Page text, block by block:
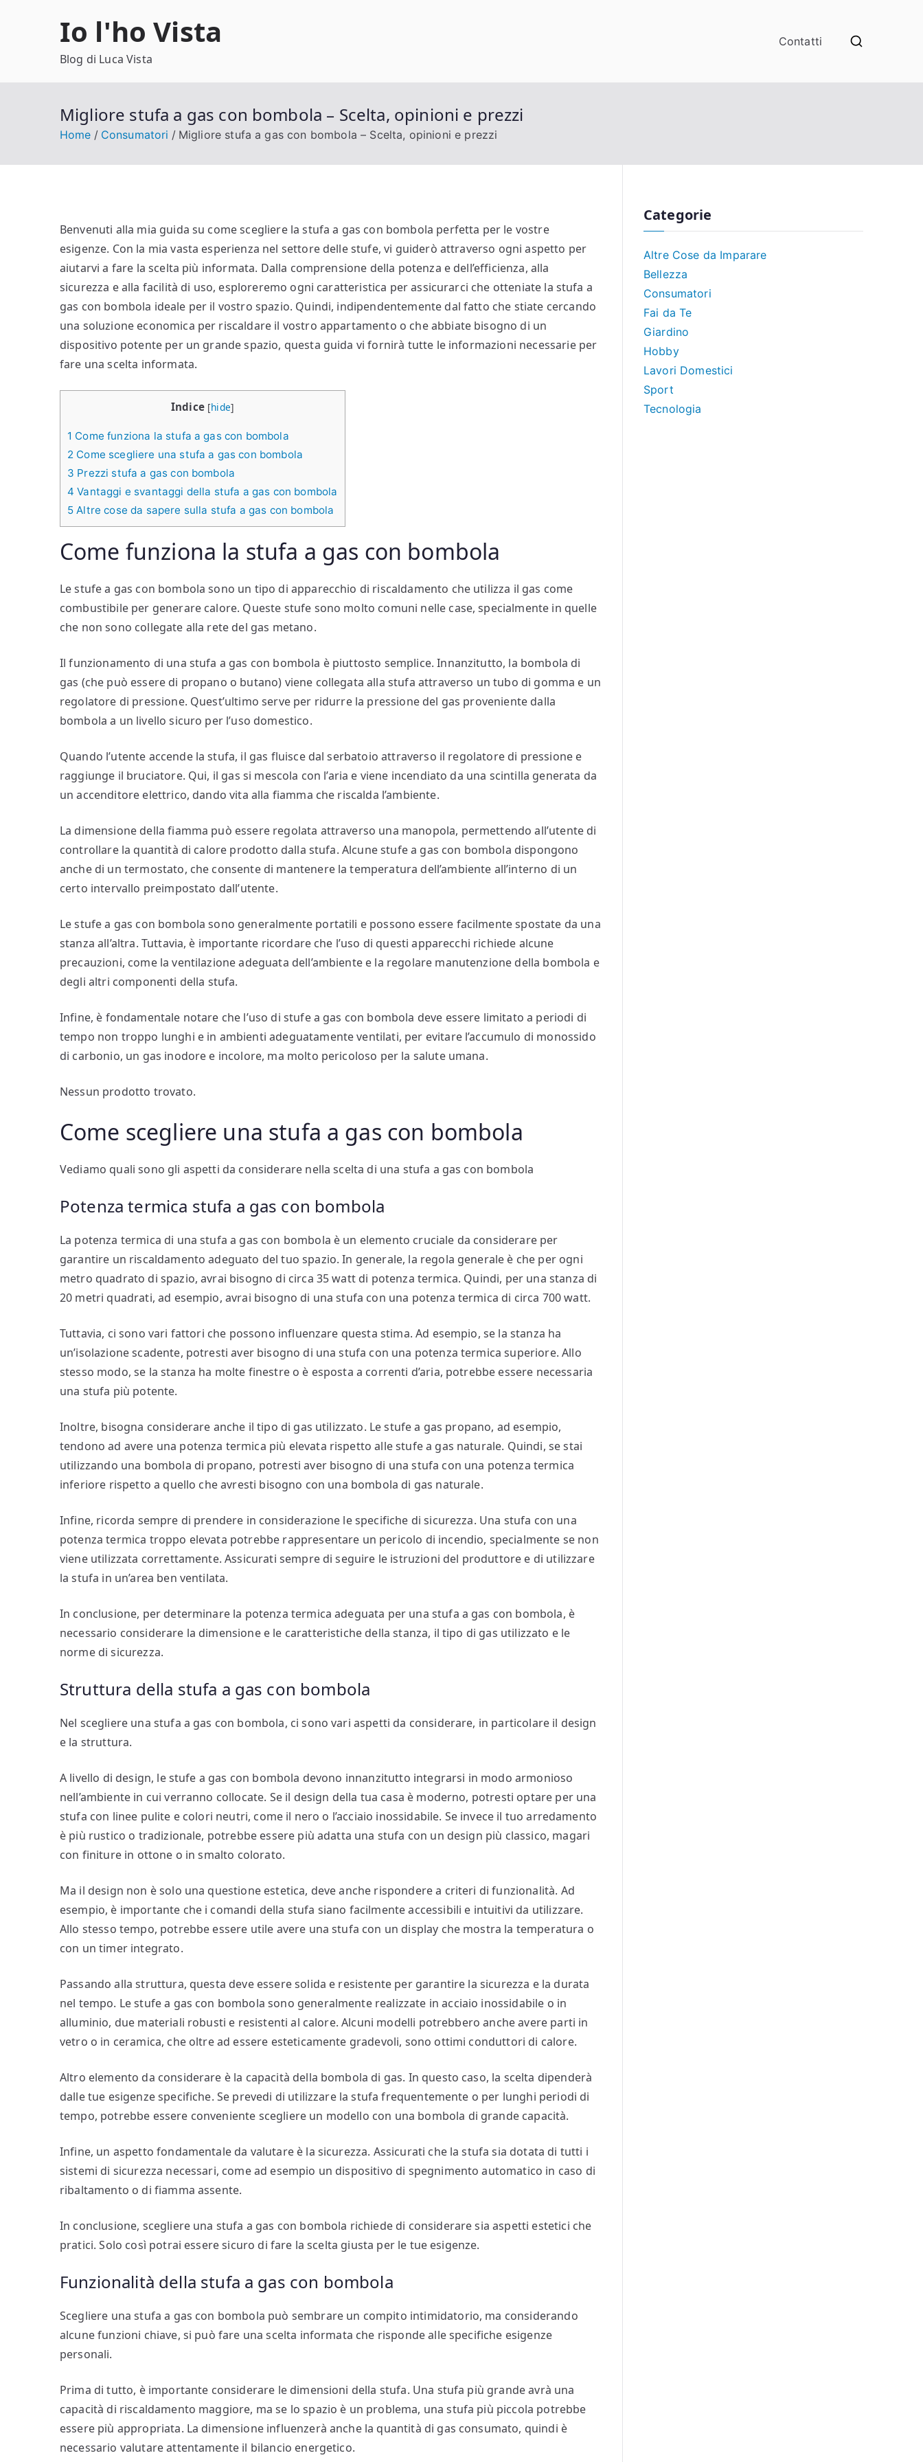
Io l'ho Vista
Blog di Luca Vista
Contatti
Migliore stufa a gas con bombola – Scelta, opinioni e prezzi
Home Consumatori Migliore stufa a gas con bombola – Scelta, opinioni e prezzi
Benvenuti alla mia guida su come scegliere la stufa a gas con bombola perfetta per le vostre
esigenze. Con la mia vasta esperienza nel settore delle stufe, vi guiderò attraverso ogni aspetto per
aiutarvi a fare la scelta più informata. Dalla comprensione della potenza e dell’efficienza, alla
sicurezza e alla facilità di uso, esploreremo ogni caratteristica per assicurarci che otteniate la stufa a
gas con bombola ideale per il vostro spazio. Quindi, indipendentemente dal fatto che stiate cercando
una soluzione economica per riscaldare il vostro appartamento o che abbiate bisogno di un
dispositivo potente per un grande spazio, questa guida vi fornirà tutte le informazioni necessarie per
fare una scelta informata.
Indice [hide]
1 Come funziona la stufa a gas con bombola
2 Come scegliere una stufa a gas con bombola
3 Prezzi stufa a gas con bombola
4 Vantaggi e svantaggi della stufa a gas con bombola
5 Altre cose da sapere sulla stufa a gas con bombola
Come funziona la stufa a gas con bombola
Le stufe a gas con bombola sono un tipo di apparecchio di riscaldamento che utilizza il gas come
combustibile per generare calore. Queste stufe sono molto comuni nelle case, specialmente in quelle
che non sono collegate alla rete del gas metano.
Il funzionamento di una stufa a gas con bombola è piuttosto semplice. Innanzitutto, la bombola di
gas (che può essere di propano o butano) viene collegata alla stufa attraverso un tubo di gomma e un
regolatore di pressione. Quest’ultimo serve per ridurre la pressione del gas proveniente dalla
bombola a un livello sicuro per l’uso domestico.
Quando l’utente accende la stufa, il gas fluisce dal serbatoio attraverso il regolatore di pressione e
raggiunge il bruciatore. Qui, il gas si mescola con l’aria e viene incendiato da una scintilla generata da
un accenditore elettrico, dando vita alla fiamma che riscalda l’ambiente.
La dimensione della fiamma può essere regolata attraverso una manopola, permettendo all’utente di
controllare la quantità di calore prodotto dalla stufa. Alcune stufe a gas con bombola dispongono
anche di un termostato, che consente di mantenere la temperatura dell’ambiente all’interno di un
certo intervallo preimpostato dall’utente.
Le stufe a gas con bombola sono generalmente portatili e possono essere facilmente spostate da una
stanza all’altra. Tuttavia, è importante ricordare che l’uso di questi apparecchi richiede alcune
precauzioni, come la ventilazione adeguata dell’ambiente e la regolare manutenzione della bombola e
degli altri componenti della stufa.
Infine, è fondamentale notare che l’uso di stufe a gas con bombola deve essere limitato a periodi di
tempo non troppo lunghi e in ambienti adeguatamente ventilati, per evitare l’accumulo di monossido
di carbonio, un gas inodore e incolore, ma molto pericoloso per la salute umana.
Nessun prodotto trovato.
Come scegliere una stufa a gas con bombola
Vediamo quali sono gli aspetti da considerare nella scelta di una stufa a gas con bombola
Potenza termica stufa a gas con bombola
La potenza termica di una stufa a gas con bombola è un elemento cruciale da considerare per
garantire un riscaldamento adeguato del tuo spazio. In generale, la regola generale è che per ogni
metro quadrato di spazio, avrai bisogno di circa 35 watt di potenza termica. Quindi, per una stanza di
20 metri quadrati, ad esempio, avrai bisogno di una stufa con una potenza termica di circa 700 watt.
Tuttavia, ci sono vari fattori che possono influenzare questa stima. Ad esempio, se la stanza ha
un’isolazione scadente, potresti aver bisogno di una stufa con una potenza termica superiore. Allo
stesso modo, se la stanza ha molte finestre o è esposta a correnti d’aria, potrebbe essere necessaria
una stufa più potente.
Inoltre, bisogna considerare anche il tipo di gas utilizzato. Le stufe a gas propano, ad esempio,
tendono ad avere una potenza termica più elevata rispetto alle stufe a gas naturale. Quindi, se stai
utilizzando una bombola di propano, potresti aver bisogno di una stufa con una potenza termica
inferiore rispetto a quello che avresti bisogno con una bombola di gas naturale.
Infine, ricorda sempre di prendere in considerazione le specifiche di sicurezza. Una stufa con una
potenza termica troppo elevata potrebbe rappresentare un pericolo di incendio, specialmente se non
viene utilizzata correttamente. Assicurati sempre di seguire le istruzioni del produttore e di utilizzare
la stufa in un’area ben ventilata.
In conclusione, per determinare la potenza termica adeguata per una stufa a gas con bombola, è
necessario considerare la dimensione e le caratteristiche della stanza, il tipo di gas utilizzato e le
norme di sicurezza.
Struttura della stufa a gas con bombola
Nel scegliere una stufa a gas con bombola, ci sono vari aspetti da considerare, in particolare il design
e la struttura.
A livello di design, le stufe a gas con bombola devono innanzitutto integrarsi in modo armonioso
nell’ambiente in cui verranno collocate. Se il design della tua casa è moderno, potresti optare per una
stufa con linee pulite e colori neutri, come il nero o l’acciaio inossidabile. Se invece il tuo arredamento
è più rustico o tradizionale, potrebbe essere più adatta una stufa con un design più classico, magari
con finiture in ottone o in smalto colorato.
Ma il design non è solo una questione estetica, deve anche rispondere a criteri di funzionalità. Ad
esempio, è importante che i comandi della stufa siano facilmente accessibili e intuitivi da utilizzare.
Allo stesso tempo, potrebbe essere utile avere una stufa con un display che mostra la temperatura o
con un timer integrato.
Passando alla struttura, questa deve essere solida e resistente per garantire la sicurezza e la durata
nel tempo. Le stufe a gas con bombola sono generalmente realizzate in acciaio inossidabile o in
alluminio, due materiali robusti e resistenti al calore. Alcuni modelli potrebbero anche avere parti in
vetro o in ceramica, che oltre ad essere esteticamente gradevoli, sono ottimi conduttori di calore.
Altro elemento da considerare è la capacità della bombola di gas. In questo caso, la scelta dipenderà
dalle tue esigenze specifiche. Se prevedi di utilizzare la stufa frequentemente o per lunghi periodi di
tempo, potrebbe essere conveniente scegliere un modello con una bombola di grande capacità.
Infine, un aspetto fondamentale da valutare è la sicurezza. Assicurati che la stufa sia dotata di tutti i
sistemi di sicurezza necessari, come ad esempio un dispositivo di spegnimento automatico in caso di
ribaltamento o di fiamma assente.
In conclusione, scegliere una stufa a gas con bombola richiede di considerare sia aspetti estetici che
pratici. Solo così potrai essere sicuro di fare la scelta giusta per le tue esigenze.
Funzionalità della stufa a gas con bombola
Scegliere una stufa a gas con bombola può sembrare un compito intimidatorio, ma considerando
alcune funzioni chiave, si può fare una scelta informata che risponde alle specifiche esigenze
personali.
Prima di tutto, è importante considerare le dimensioni della stufa. Una stufa più grande avrà una
capacità di riscaldamento maggiore, ma se lo spazio è un problema, una stufa più piccola potrebbe
essere più appropriata. La dimensione influenzerà anche la quantità di gas consumato, quindi è
necessario valutare attentamente il bilancio energetico.
Categorie
Altre Cose da Imparare
Bellezza
Consumatori
Fai da Te
Giardino
Hobby
Lavori Domestici
Sport
Tecnologia